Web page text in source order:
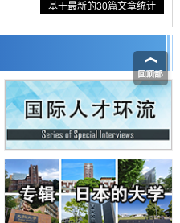
测新方法，AI从分子排列信息中
保持危机感——中央大学平野晋教
细胞包裹保护受损神经细胞的机
病疗法
纳米尺度揭示橡胶—黄铜粘接界面
耐久性的材料设计开辟道路
色成分可抑制老化与炎症，有望
基于最新的30篇文章统计